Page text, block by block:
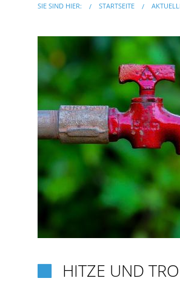
SIE SIND HIER: STARTSEITE
HITZE UND